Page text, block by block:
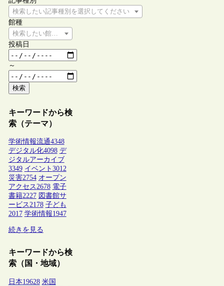
検索したい記事種別を選択してください
館種
検索したい館種を選択してください
投稿日
～
検索
キーワードから検
索（テーマ）
学術情報流通4348
デジタル化4098 デ
ジタルアーカイブ
3349 イベント 3012
災害2754 オープン
アクセス 2678 電子
書籍2227 図書館サ
ービス 2178 子ども
2017 学術情報1947
続きを見る
キーワードから検
索（国・地域）
日本19628 米国